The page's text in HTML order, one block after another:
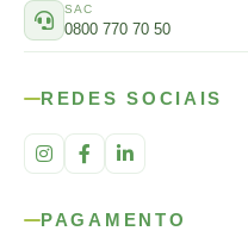
SAC
0800 770 70 50
REDES SOCIAIS
PAGAMENTO